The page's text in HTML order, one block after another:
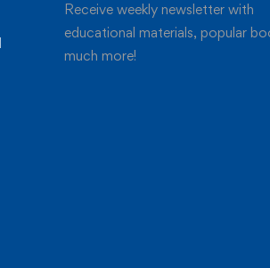
Receive weekly newsletter with
educational materials, popular
much more!